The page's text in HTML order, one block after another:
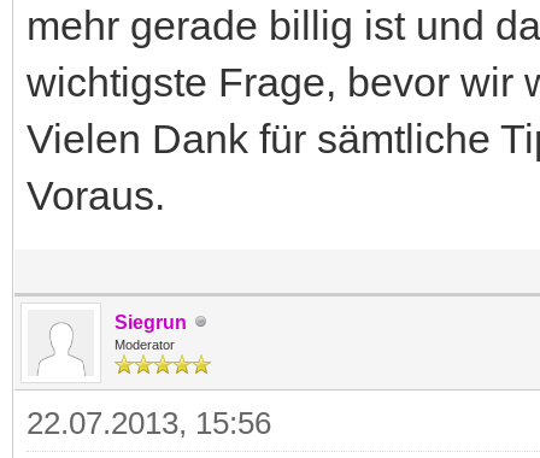
mehr gerade billig ist und
wichtigste Frage, bevor wir
Vielen Dank für sämtliche
Voraus.
Siegrun
Moderator
22.07.2013, 15:56